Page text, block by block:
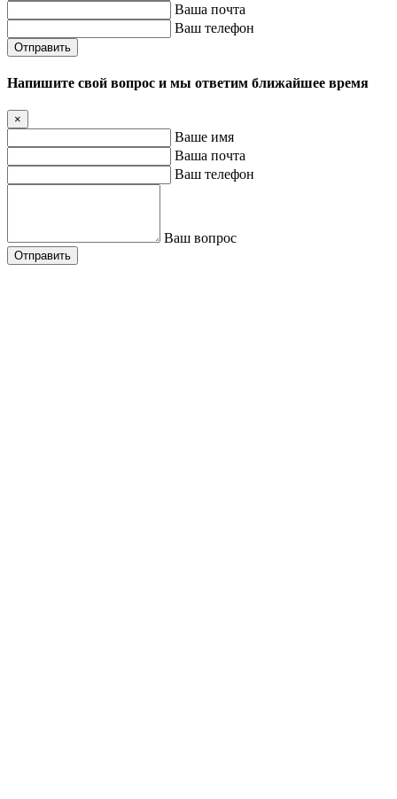
Ваша почта
Ваш телефон
Отправить
Напишите свой вопрос и мы ответим ближайшее время
×
Ваше имя
Ваша почта
Ваш телефон
Ваш вопрос
Отправить